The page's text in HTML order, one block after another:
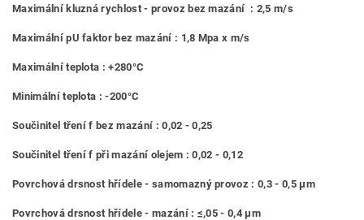
Maximální kluzná rychlost - provoz bez mazání : 2,5 m/s
Maximální pU faktor bez mazání : 1,8 Mpa x m/s
Maximální teplota : +280°C
Minimální teplota : -200°C
Součinitel tření f bez mazání : 0,02 - 0,25
Součinitel tření f při mazání olejem : 0,02 - 0,12
Povrchová drsnost hřídele - samomazný provoz : 0,3 - 0,5 μm
Povrchová drsnost hřídele - mazání : ≤,05 - 0,4 μm